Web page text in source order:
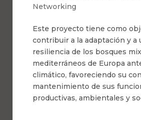
Networking
Este proyecto tiene como
contribuir a la adaptación y a
resiliencia de los bosques
mediterráneos de Europa
climático, favoreciendo su
mantenimiento de sus
productivas, ambientales y